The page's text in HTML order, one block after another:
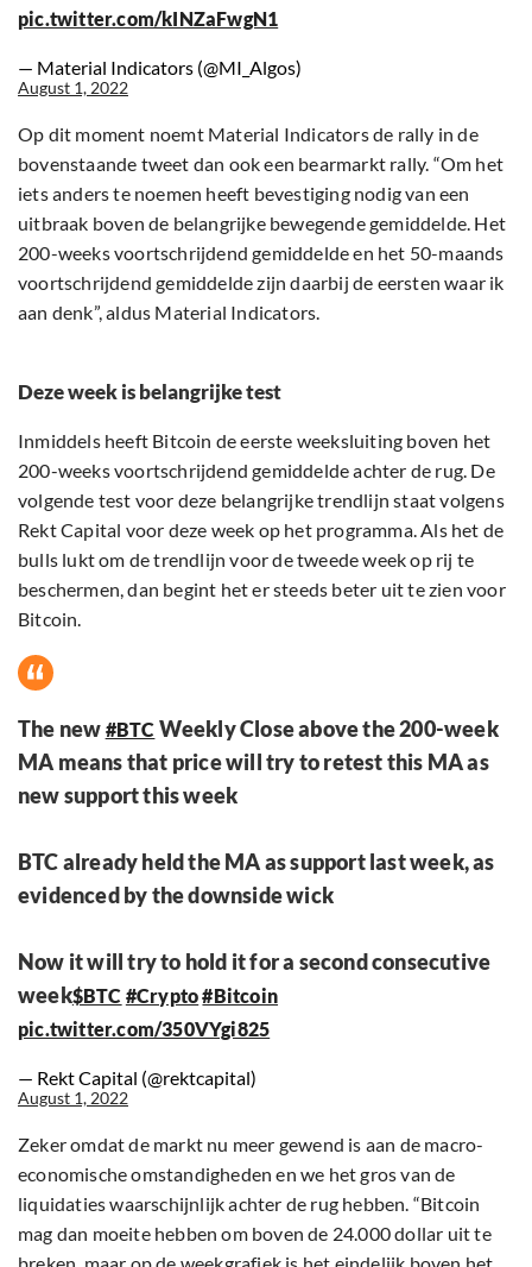
pic.twitter.com/kINZaFwgN1
— Material Indicators (@MI_Algos)
August 1, 2022
Op dit moment noemt Material Indicators de rally in de
bovenstaande tweet dan ook een bearmarkt rally. “Om het
iets anders te noemen heeft bevestiging nodig van een
uitbraak boven de belangrijke bewegende gemiddelde. Het
200-weeks voortschrijdend gemiddelde en het 50-maands
voortschrijdend gemiddelde zijn daarbij de eersten waar ik
aan denk”, aldus Material Indicators.
Deze week is belangrijke test
Inmiddels heeft Bitcoin de eerste weeksluiting boven het
200-weeks voortschrijdend gemiddelde achter de rug. De
volgende test voor deze belangrijke trendlijn staat volgens
Rekt Capital voor deze week op het programma. Als het de
bulls lukt om de trendlijn voor de tweede week op rij te
beschermen, dan begint het er steeds beter uit te zien voor
Bitcoin.
The new #BTC Weekly Close above the 200-week
MA means that price will try to retest this MA as
new support this week
BTC already held the MA as support last week, as
evidenced by the downside wick
Now it will try to hold it for a second consecutive
week$BTC #Crypto#Bitcoin
pic.twitter.com/350VYgi825
— Rekt Capital (@rektcapital)
August 1, 2022
Zeker omdat de markt nu meer gewend is aan de macro-
economische omstandigheden en we het gros van de
liquidaties waarschijnlijk achter de rug hebben. “Bitcoin
mag dan moeite hebben om boven de 24.000 dollar uit te